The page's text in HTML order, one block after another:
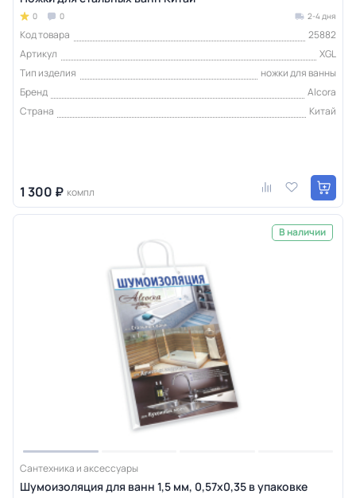
0 0 2-4 дня
Код товара
25882
Артикул
XGL
Тип изделия
ножки для ванны
Бренд
Alcora
Страна
Китай
1 300 ₽ компл
В наличии
Сантехника и аксессуары
Шумоизоляция для ванн 1,5 мм, 0,57x0,35 в упаковке